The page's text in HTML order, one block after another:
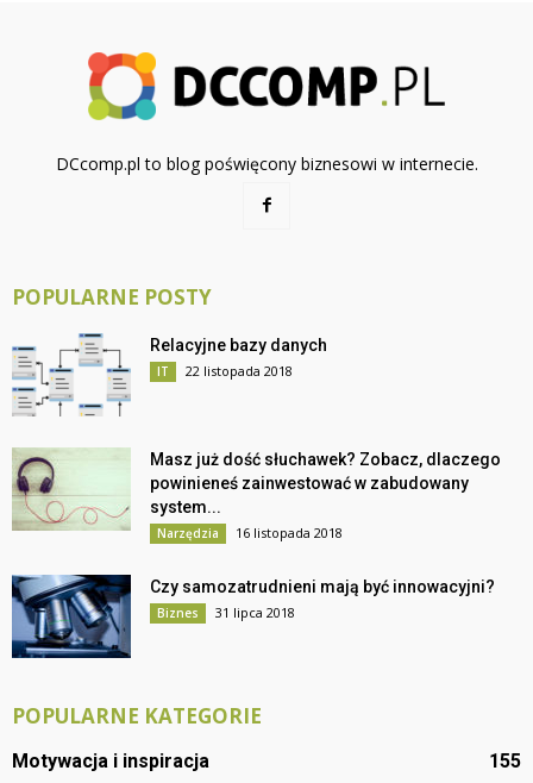
DCcomp.pl to blog poświęcony biznesowi w internecie.
POPULARNE POSTY
Relacyjne bazy danych
IT 22 listopada 2018
Masz już dość słuchawek? Zobacz, dlaczego
powinieneś zainwestować w zabudowany
system...
Narzędzia 16 listopada 2018
Czy samozatrudnieni mają być innowacyjni?
Biznes 31 lipca 2018
POPULARNE KATEGORIE
Motywacja i inspiracja 155